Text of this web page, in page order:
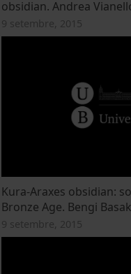
obsidian. Andrea
9 setembre, 2015
Kura-Araxes obsidian:
Bronze Age. Bengi
9 setembre, 2015